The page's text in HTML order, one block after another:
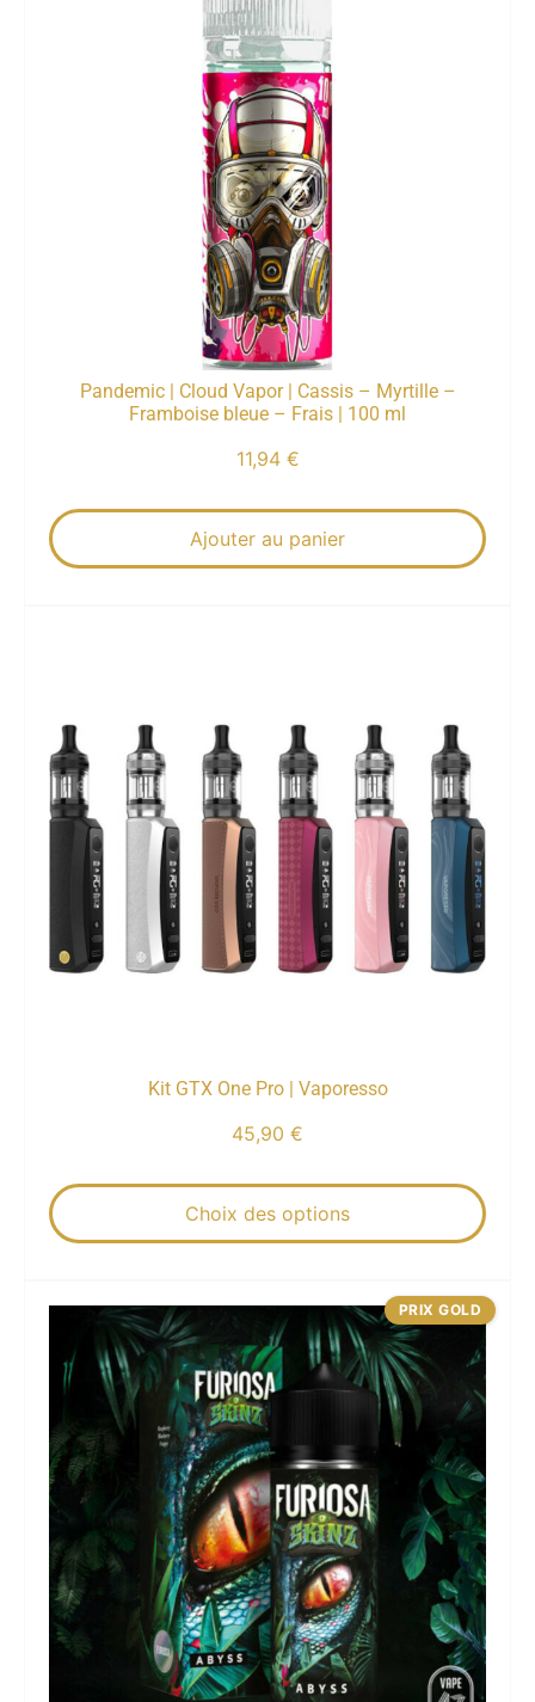
Pandemic | Cloud Vapor | Cassis – Myrtille –
Framboise bleue – Frais | 100 ml
11,94 €
Ajouter au panier
Kit GTX One Pro | Vaporesso
45,90 €
Choix des options
PRIX GOLD